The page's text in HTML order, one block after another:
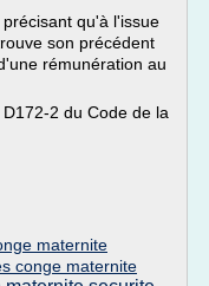
qu'à l'issue
son précédent
rémunération au
2 du Code de la
maternite
conge maternite